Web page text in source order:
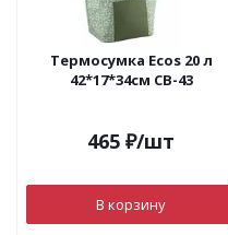
Термосумка Ecos 20 л
42*17*34см CВ-43
465 ₽/шт
В корзину